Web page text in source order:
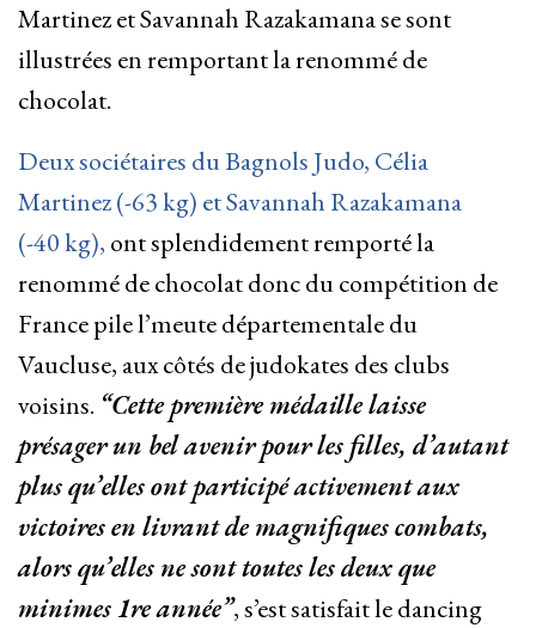
Martinez et Savannah Razakamana se sont
illustrées en remportant la renommé de
chocolat.
Deux sociétaires du Bagnols Judo, Célia
Martinez (-63 kg) et Savannah Razakamana
(-40 kg), ont splendidement remporté la
renommé de chocolat donc du compétition de
France pile l’meute départementale du
Vaucluse, aux côtés de judokates des clubs
voisins. “Cette première médaille laisse
présager un bel avenir pour les filles, d’autant
plus qu’elles ont participé activement aux
victoires en livrant de magnifiques combats,
alors qu’elles ne sont toutes les deux que
minimes 1re année”, s’est satisfait le dancing